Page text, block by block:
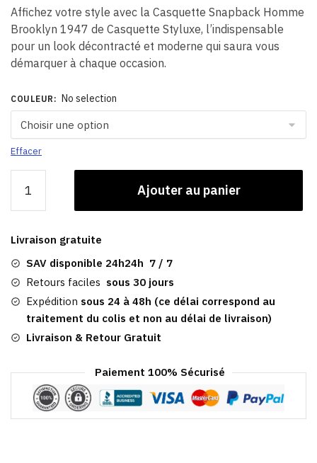
Affichez votre style avec la Casquette Snapback Homme
Brooklyn 1947 de Casquette Styluxe, l’indispensable
pour un look décontracté et moderne qui saura vous
démarquer à chaque occasion.
COULEUR : No selection
Effacer
Casquette
Homme​
|
Brooklyn
1947
Ajouter au panier
Livraison gratuite
SAV disponible 24h24h 7 / 7
Retours faciles sous 30 jours
Expédition sous 24 à 48h (ce délai correspond au
traitement du colis et non au délai de livraison)
Livraison & Retour Gratuit
Paiement 100% Sécurisé